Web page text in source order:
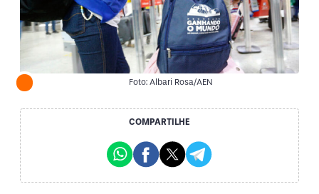
Foto: Albari Rosa/AEN
COMPARTILHE